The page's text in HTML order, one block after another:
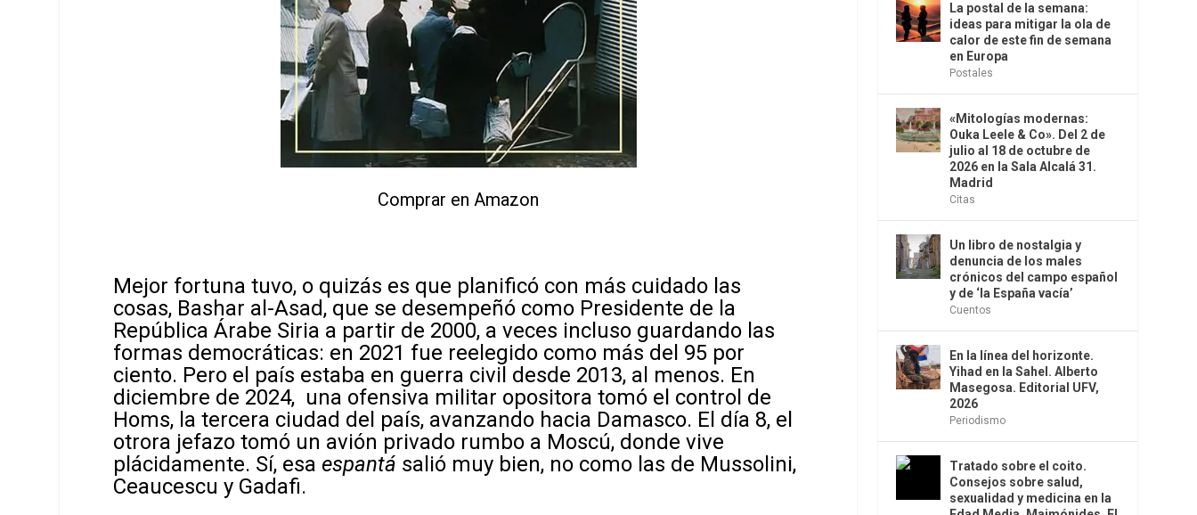
Comprar en Amazon
Mejor fortuna tuvo, o quizás es que planificó con más cuidado las
cosas, Bashar al-Asad, que se desempeñó como Presidente de la
República Árabe Siria a partir de 2000, a veces incluso guardando las
formas democráticas: en 2021 fue reelegido como más del 95 por
ciento. Pero el país estaba en guerra civil desde 2013, al menos. En
diciembre de 2024, una ofensiva militar opositora tomó el control de
Homs, la tercera ciudad del país, avanzando hacia Damasco. El día 8, el
otrora jefazo tomó un avión privado rumbo a Moscú, donde vive
plácidamente. Sí, esa espantá salió muy bien, no como las de Mussolini,
Ceaucescu y Gadafi.
La postal de la semana:
ideas para mitigar la ola de
calor de este fin de semana
en Europa
Postales
«Mitologías modernas:
Ouka Leele & Co». Del 2 de
julio al 18 de octubre de
2026 en la Sala Alcalá 31.
Madrid
Citas
Un libro de nostalgia y
denuncia de los males
crónicos del campo español
y de ‘la España vacía’
Cuentos
En la línea del horizonte.
Yihad en la Sahel. Alberto
Masegosa. Editorial UFV,
2026
Periodismo
Tratado sobre el coito.
Consejos sobre salud,
sexualidad y medicina en la